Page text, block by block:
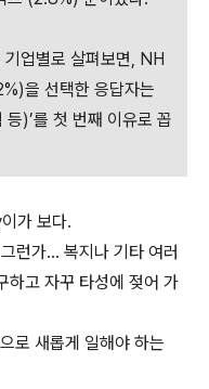
기업별로 살펴보면, NH
을 선택한 응답자는
)’를 첫 번째 이유로 꼽
가 보다.
런가... 복지나 기타 여러
하고 자꾸 타성에 젖어 가
로 새롭게 일해야 하는